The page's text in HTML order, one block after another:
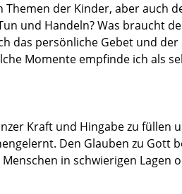
der Kinder, aber auch
und Handeln? Was braucht
das persönliche Gebet und
Momente empfinde ich als
Kraft und Hingabe zu füllen
Den Glauben zu Gott
in schwierigen Lagen